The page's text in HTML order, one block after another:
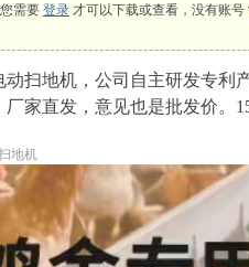
您需要 登录 才可以下载或查看，没有账号
动扫地机，公司自主研发专利
家直发，意见也是批发价。
地机